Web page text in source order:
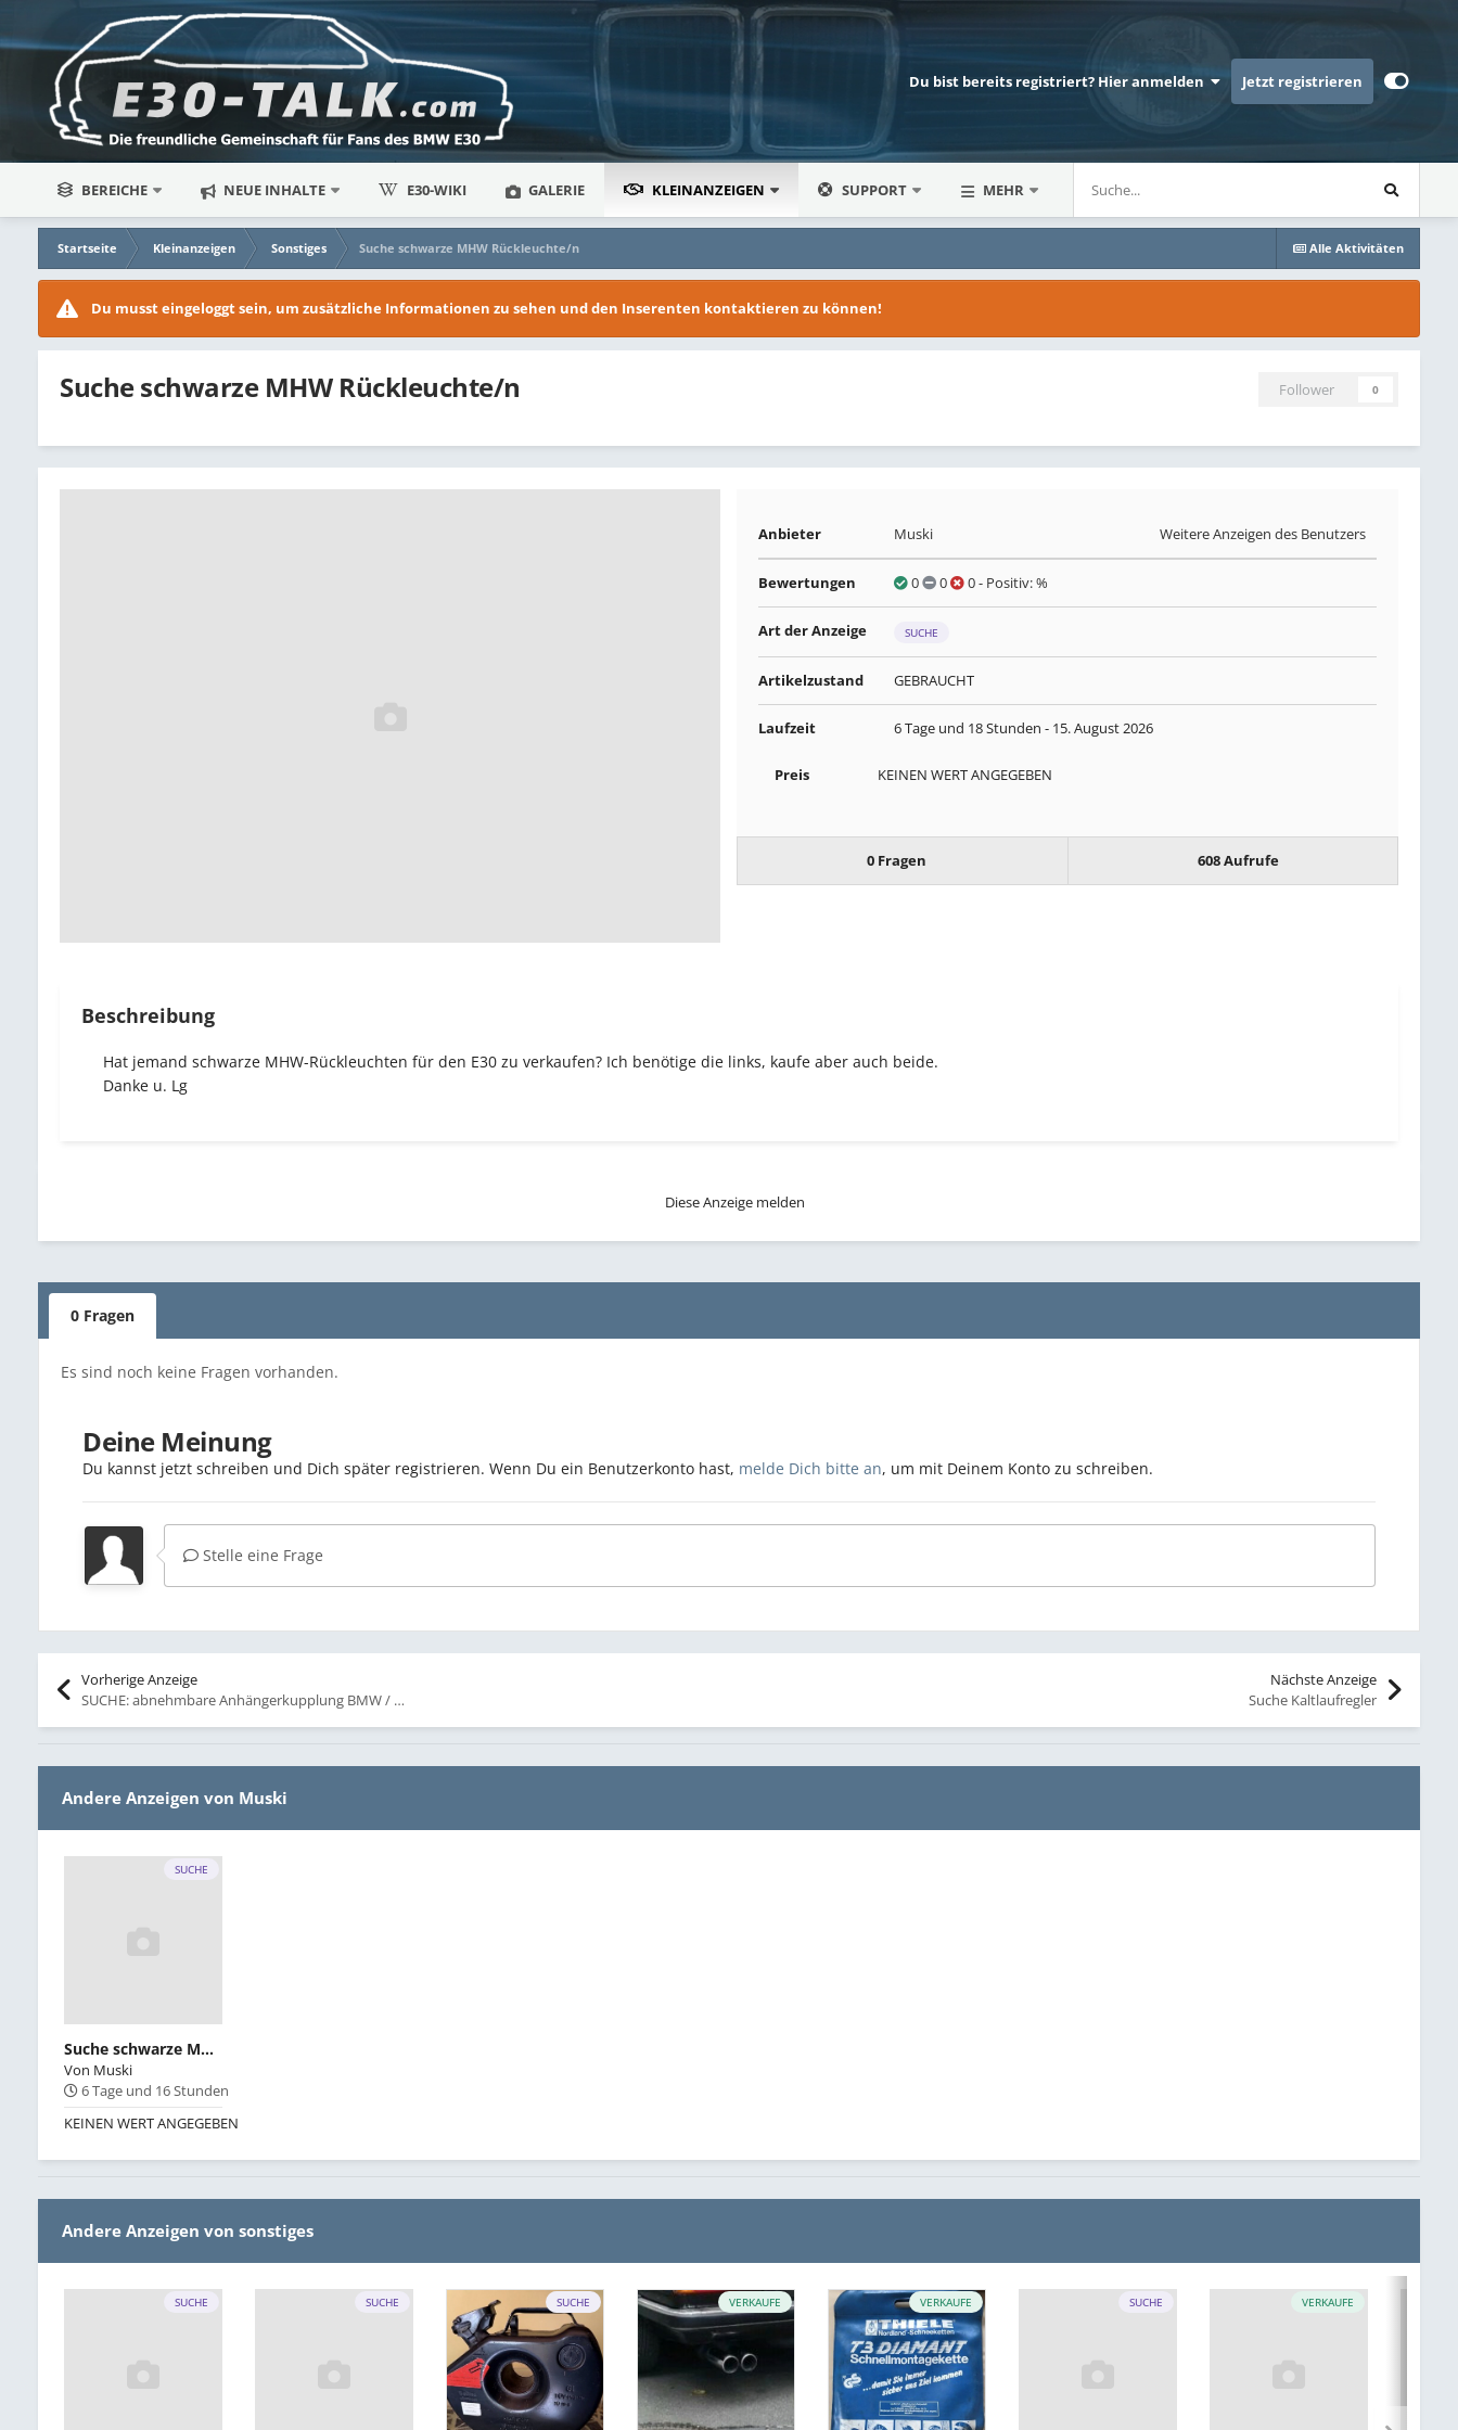
Du bist bereits registriert? Hier anmelden Jetzt registrieren
BEREICHE NEUE INHALTE E30-WIKI GALERIE KLEINANZEIGEN SUPPORT MEHR
Alle Aktivitäten
Startseite Kleinanzeigen Sonstiges Suche schwarze MHW Rückleuchte/n
Du musst eingeloggt sein, um zusätzliche Informationen zu sehen und den Inserenten kontaktieren zu können!
Follower 0
Suche schwarze MHW Rückleuchte/n
Anbieter Muski Weitere Anzeigen des Benutzers
Bewertungen 0 0 0- Positiv: %
Art der Anzeige SUCHE
Artikelzustand GEBRAUCHT
Laufzeit 6 Tage und 18 Stunden - 15. August 2026
Preis KEINEN WERT ANGEGEBEN
0 Fragen 608 Aufrufe
Beschreibung
Hat jemand schwarze MHW-Rückleuchten für den E30 zu verkaufen? Ich benötige die links, kaufe aber auch beide.
Danke u. Lg
Diese Anzeige melden
0 Fragen
Es sind noch keine Fragen vorhanden.
Deine Meinung
Du kannst jetzt schreiben und Dich später registrieren. Wenn Du ein Benutzerkonto hast, melde Dich bitte an, um mit Deinem Konto zu schreiben.
Stelle eine Frage
Vorherige Anzeige
SUCHE: abnehmbare Anhängerkupplung BMW / Westfalia E30 NFL
Nächste Anzeige
Suche Kaltlaufregler
Andere Anzeigen von Muski
SUCHE
Suche schwarze MHW Rückleuchten
Von Muski
6 Tage und 16 Stunden
KEINEN WERT ANGEGEBEN
Andere Anzeigen von sonstiges
SUCHE SUCHE SUCHE VERKAUFE VERKAUFE SUCHE VERKAUFE